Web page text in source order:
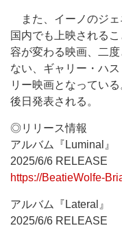
また、イーノのジェ
国内でも上映される
容が変わる映画、二
ない、ギャリー・ハ
リー映画となってい
後日発表される。
◎リリース情報
アルバム『Luminal』
2025/6/6 RELEASE
https://BeatieWolfe-
アルバム『Lateral』
2025/6/6 RELEASE